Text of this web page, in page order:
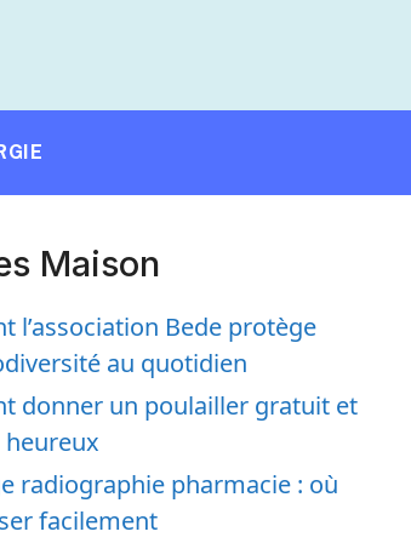
Maison
l’association Bede protège
au quotidien
donner un poulailler gratuit et
radiographie pharmacie : où
facilement